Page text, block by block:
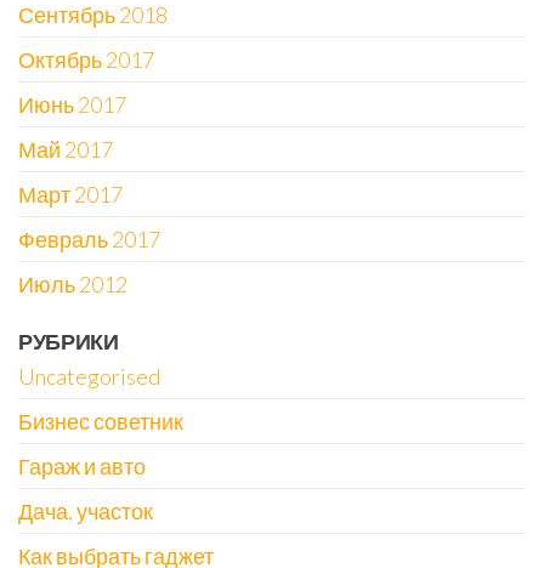
Сентябрь 2018
Октябрь 2017
Июнь 2017
Май 2017
Март 2017
Февраль 2017
Июль 2012
РУБРИКИ
Uncategorised
Бизнес советник
Гараж и авто
Дача, участок
Как выбрать гаджет